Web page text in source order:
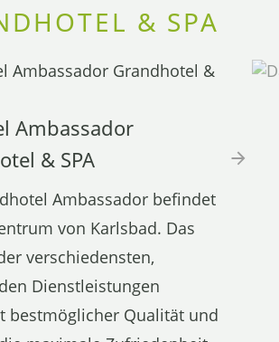
& SPA
Ambassador
& SPA
Ambassador befindet
von Karlsbad. Das
verschiedensten,
Dienstleistungen
bestmöglicher Qualität und